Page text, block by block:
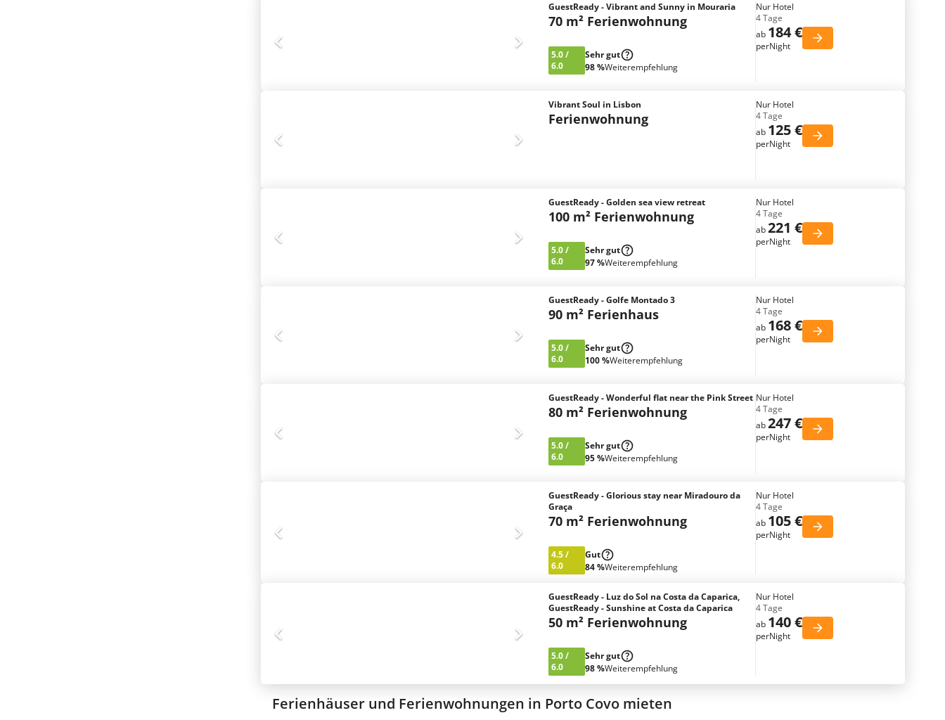
GuestReady - Vibrant and Sunny in Mouraria
70 m² Ferienwohnung
5.0/
6.0
Sehr gut
98 %Weiterempfehlung
Nur Hotel
4 Tage
ab 184 €
perNight
Vibrant Soul in Lisbon
Ferienwohnung
Nur Hotel
4 Tage
ab 125 €
perNight
GuestReady - Golden sea view retreat
100 m² Ferienwohnung
5.0/
6.0
Sehr gut
97 %Weiterempfehlung
Nur Hotel
4 Tage
ab221 €
perNight
GuestReady - Golfe Montado 3
90 m² Ferienhaus
5.0/
6.0
Sehr gut
100 %Weiterempfehlung
Nur Hotel
4 Tage
ab 168 €
perNight
GuestReady - Wonderful flat near the Pink Street
80 m² Ferienwohnung
5.0/
6.0
Sehr gut
95 %Weiterempfehlung
Nur Hotel
4 Tage
ab247 €
perNight
GuestReady - Glorious stay near Miradouro da
Graça
70 m² Ferienwohnung
4.5/
6.0
Gut
84 %Weiterempfehlung
Nur Hotel
4 Tage
ab 105 €
perNight
GuestReady - Luz do Sol na Costa da Caparica,
GuestReady - Sunshine at Costa da Caparica
50 m² Ferienwohnung
5.0/
6.0
Sehr gut
98 %Weiterempfehlung
Nur Hotel
4 Tage
ab 140 €
perNight
Ferienhäuser und Ferienwohnungen in Porto Covo mieten